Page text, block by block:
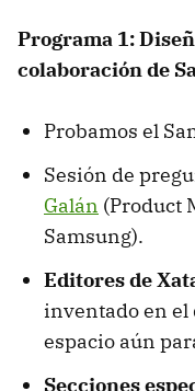
Programa 1:
colaboración de
Probamos el
Sesión de
Galán (Product
Samsung).
Editores de
inventado en el
espacio aún
Secciones